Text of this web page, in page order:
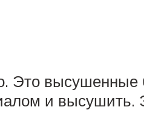
Это высушенные
и высушить.